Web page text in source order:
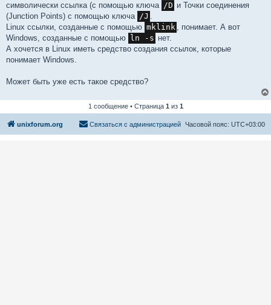
и
е
символически ссылка (с помощью ключа /D и Точки соединения
(Junction Points) с помощью ключа /J .
Linux ссылки, созданные с помощью mklink , понимает. А вот
Windows, созданные с помощью ln -s нет.
А хочется в Linux иметь средство создания ссылок, которые
понимает Windows.
Может быть уже есть такое средство?
1 сообщение • Страница 1из 1
unixforum.org Часовой пояс: UTC+03:00
Связаться с администрацией